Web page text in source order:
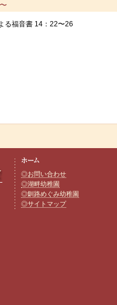
る福音書 14：22〜26
◎お問い合わせ
◎湖畔幼稚園
◎釧路めぐみ幼稚園
◎サイトマップ